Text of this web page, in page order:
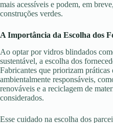
mais acessíveis e podem, em
construções verdes.
A Importância da Escolha dos
Ao optar por vidros blindados
sustentável, a escolha dos
Fabricantes que priorizam práticas
ambientalmente responsáveis,
renováveis e a reciclagem de
considerados.
Esse cuidado na escolha dos